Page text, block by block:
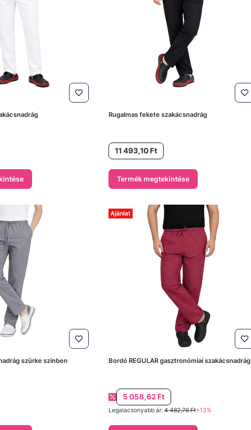
Rugalmas fekete szakácsnadrág
Ár11 493,10 Ft
Termék megtekintése
szürke színben
Ajánlat
Bordó REGULAR gasztronómiai szakácsnadrág
Akciós ár
5 058,62 Ft
Legalacsonyabb ár: 4 482,76 Ft+13%